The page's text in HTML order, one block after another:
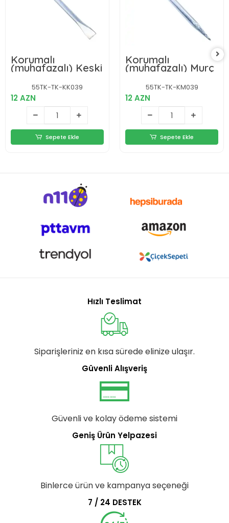
Korumalı
(muhafazalı) Keski
55TK-TK-KK039
12 AZN
Sepete Ekle
Korumalı
(muhafazalı) Murç
55TK-TK-KM039
12 AZN
Sepete Ekle
Hızlı Teslimat
Siparişleriniz en kısa sürede elinize ulaşır.
Güvenli Alışveriş
Güvenli ve kolay ödeme sistemi
Geniş Ürün Yelpazesi
Binlerce ürün ve kampanya seçeneği
7 / 24 DESTEK